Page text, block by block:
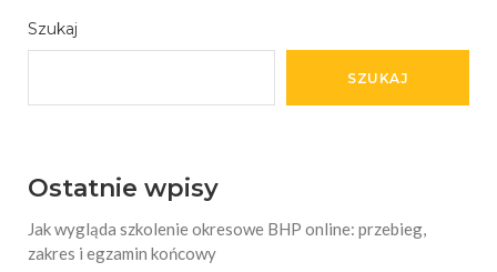
Szukaj
SZUKAJ
Ostatnie wpisy
Jak wygląda szkolenie okresowe BHP online: przebieg,
zakres i egzamin końcowy